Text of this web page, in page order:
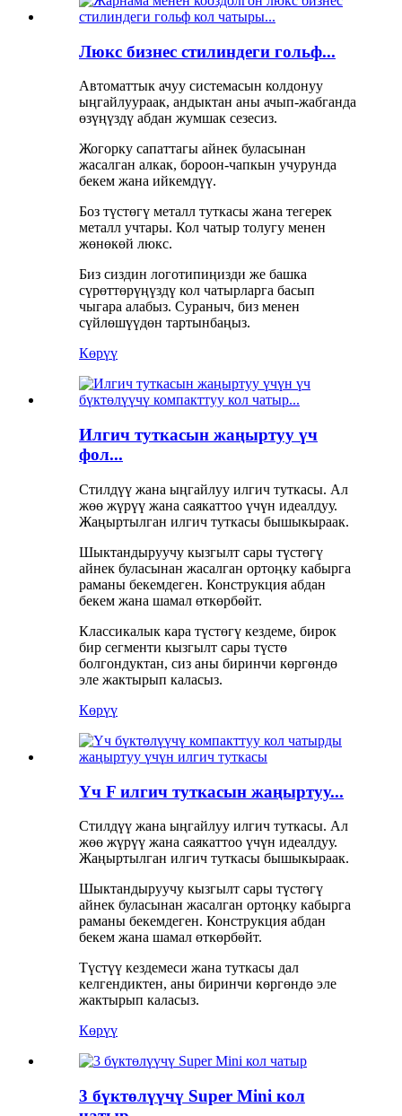
Люкс бизнес стилиндеги гольф...
Автоматтык ачуу системасын колдонуу
ыңгайлуураак, андыктан аны ачып-жабганда
өзүңүздү абдан жумшак сезесиз.
Жогорку сапаттагы айнек буласынан
жасалган алкак, бороон-чапкын учурунда
бекем жана ийкемдүү.
Боз түстөгү металл туткасы жана тегерек
металл учтары. Кол чатыр толугу менен
жөнөкөй люкс.
Биз сиздин логотипиңизди же башка
сүрөттөрүңүздү кол чатырларга басып
чыгара алабыз. Сураныч, биз менен
сүйлөшүүдөн тартынбаңыз.
Көрүү
Илгич туткасын жаңыртуу үч
фол...
Стилдүү жана ыңгайлуу илгич туткасы. Ал
жөө жүрүү жана саякаттоо үчүн идеалдуу.
Жаңыртылган илгич туткасы бышыкыраак.
Шыктандыруучу кызгылт сары түстөгү
айнек буласынан жасалган ортоңку кабырга
раманы бекемдеген. Конструкция абдан
бекем жана шамал өткөрбөйт.
Классикалык кара түстөгү кездеме, бирок
бир сегменти кызгылт сары түстө
болгондуктан, сиз аны биринчи көргөндө
эле жактырып каласыз.
Көрүү
Үч F илгич туткасын жаңыртуу...
Стилдүү жана ыңгайлуу илгич туткасы. Ал
жөө жүрүү жана саякаттоо үчүн идеалдуу.
Жаңыртылган илгич туткасы бышыкыраак.
Шыктандыруучу кызгылт сары түстөгү
айнек буласынан жасалган ортоңку кабырга
раманы бекемдеген. Конструкция абдан
бекем жана шамал өткөрбөйт.
Түстүү кездемеси жана туткасы дал
келгендиктен, аны биринчи көргөндө эле
жактырып каласыз.
Көрүү
3 бүктөлүүчү Super Mini кол